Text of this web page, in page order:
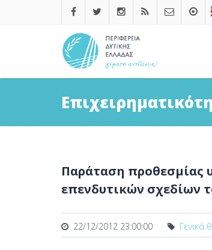
Παράταση προθεσμίας
επενδυτικών σχεδίων
22/12/2012 23:00:00 Γενικά